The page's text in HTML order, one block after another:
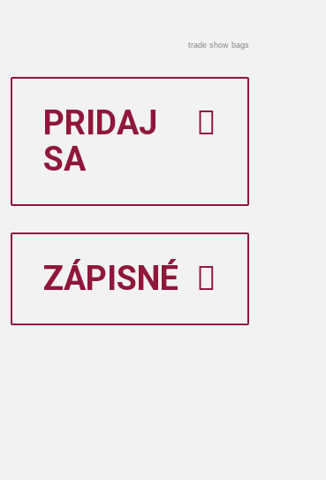
trade show bags
PRIDAJ
SA
ZÁPISNÉ